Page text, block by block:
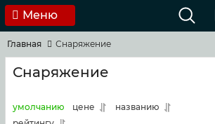
Меню
Главная Снаряжение
Снаряжение
умолчанию цене
названию